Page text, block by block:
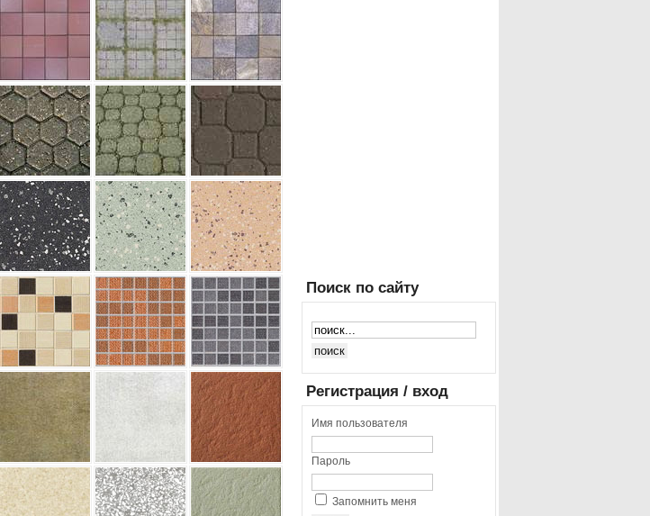
Поиск по сайту
Регистрация / вход
Имя пользователя
Пароль
Запомнить меня